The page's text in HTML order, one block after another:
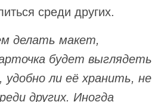
среди других.
делать макет,
будет выглядеть
удобно ли её хранить, не
других. Иногда